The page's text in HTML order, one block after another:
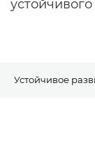
Устойчивое